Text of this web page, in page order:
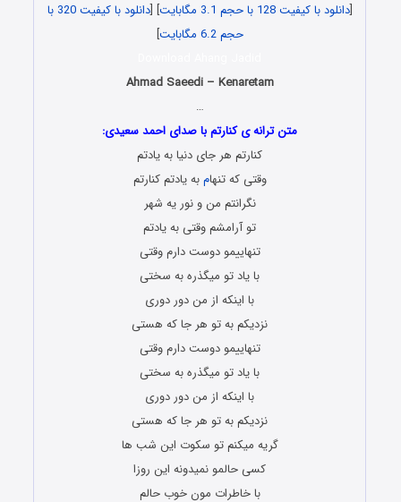
[دانلود با کیفیت 128 با حجم 3.1 مگابایت ] [
دانلود با کیفیت 320 با
حجم 6.2 مگابایت
]
Ahmad Saeedi – Kenaretam
…
متن ترانه ی کنارتم با صدای احمد سعیدی:
کنارتم هر جای دنیا به یادتم
وقتی که تنهامبه یادتم کنارتم
نگرانتم من و نور یه شهر
تو آرامشم وقتی به یادتم
تنهاییمو دوست دارم وقتی
با یاد تو میگذره به سختی
با اینکه از من دور دوری
نزدیکم به تو هر جا که هستی
تنهاییمو دوست دارم وقتی
با یاد تو میگذره به سختی
با اینکه از من دور دوری
نزدیکم به تو هر جا که هستی
گریه میکنم تو سکوت این شب ها
کسی حالمو نمیدونه این روزا
با خاطرات مون خوب حالم